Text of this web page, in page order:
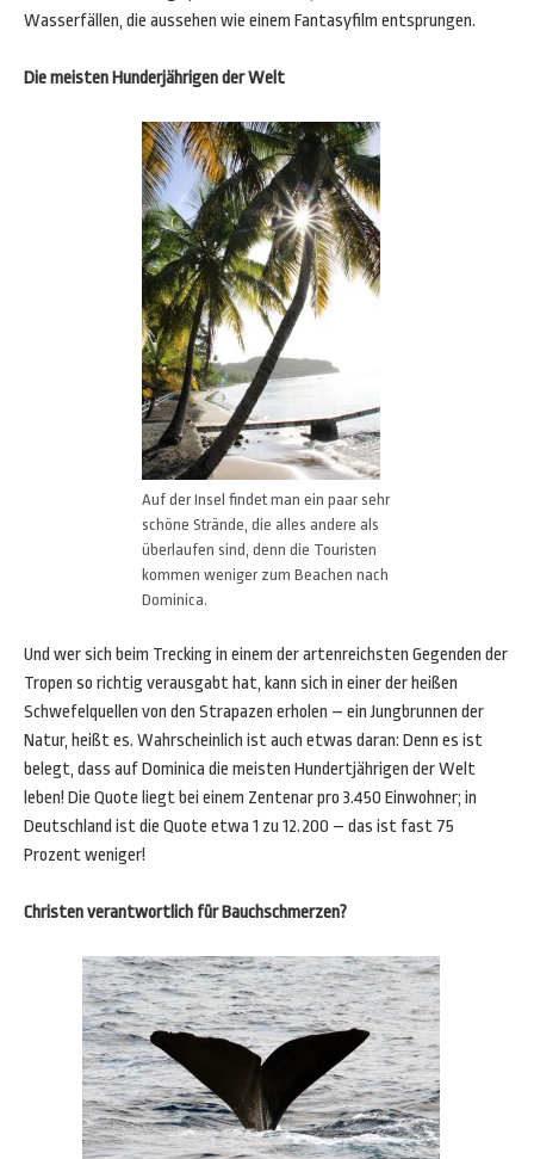
Wasserfällen, die aussehen wie einem Fantasyfilm entsprungen.
Die meisten Hunderjährigen der Welt
Auf der Insel findet man ein paar sehr
schöne Strände, die alles andere als
überlaufen sind, denn die Touristen
kommen weniger zum Beachen nach
Dominica.
Und wer sich beim Trecking in einem der artenreichsten Gegenden der
Tropen so richtig verausgabt hat, kann sich in einer der heißen
Schwefelquellen von den Strapazen erholen – ein Jungbrunnen der
Natur, heißt es. Wahrscheinlich ist auch etwas daran: Denn es ist
belegt, dass auf Dominica die meisten Hundertjährigen der Welt
leben! Die Quote liegt bei einem Zentenar pro 3.450 Einwohner; in
Deutschland ist die Quote etwa 1 zu 12.200 – das ist fast 75
Prozent weniger!
Christen verantwortlich für Bauchschmerzen?